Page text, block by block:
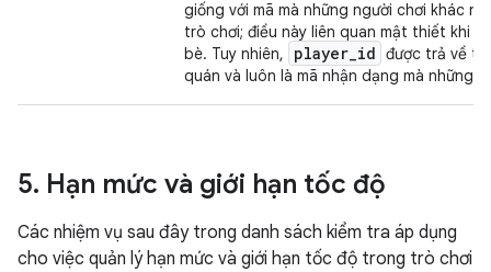
giống với mã mà những người chơi khác
trò chơi; điều này liên quan mật thiết khi
bè. Tuy nhiên,
player_id được trả về
quán và luôn là mã nhận dạng mà những
5. Hạn mức và giới hạn tốc độ
Các nhiệm vụ sau đây trong danh sách kiểm tra áp dụng
cho việc quản lý hạn mức và giới hạn tốc độ trong trò chơi